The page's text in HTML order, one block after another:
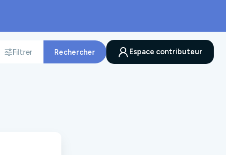
Filtrer
Rechercher
Espace contributeur